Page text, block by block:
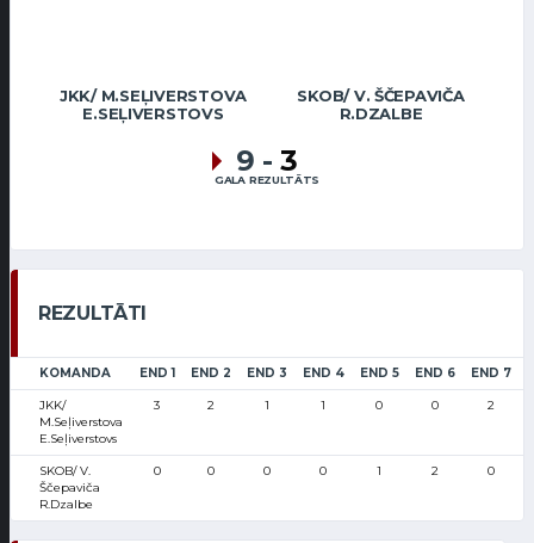
JKK/ M.SEĻIVERSTOVA
E.SEĻIVERSTOVS
SKOB/ V. ŠČEPAVIČA
R.DZALBE
9 - 3
GALA REZULTĀTS
REZULTĀTI
KOMANDA END 1 END 2 END 3 END 4 END 5 END 6 END 7
JKK/
M.Seļiverstova
E.Seļiverstovs
3 2 1 1 0 0 2
SKOB/ V.
Ščepaviča
R.Dzalbe
0 0 0 0 1 2 0